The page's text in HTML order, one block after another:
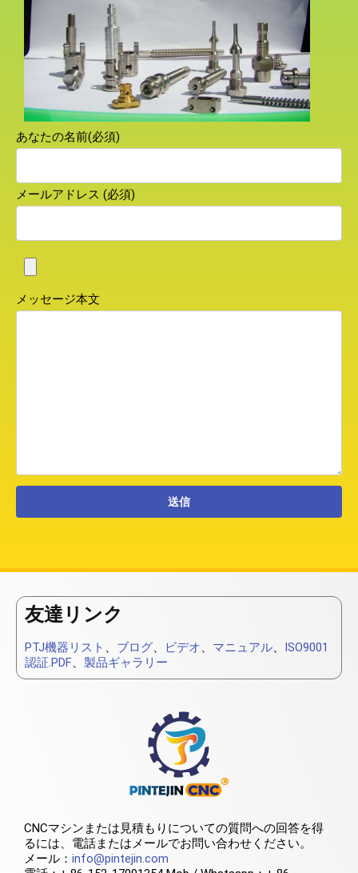
あなたの名前(必須)
メールアドレス (必須)
メッセージ本文
友達リンク
PTJ機器リスト 、 ブログ、 ビデオ、 マニュアル、 ISO9001
認証.PDF、 製品ギャラリー
CNCマシンまたは見積もりについての質問への回答を得
るには、電話またはメールでお問い合わせください。
メール： info@pintejin.com